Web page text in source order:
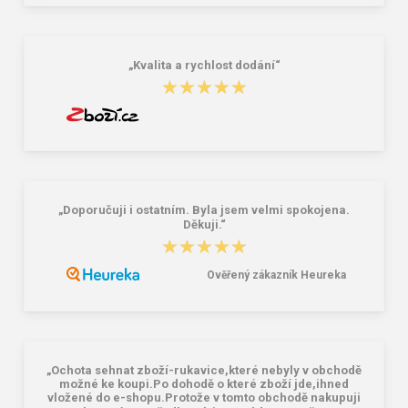
„Kvalita a rychlost dodání“
★★★★★
★★★★★
„Doporučuji i ostatním. Byla jsem velmi spokojena.
Děkuji.“
★★★★★
★★★★★
Ověřený zákazník Heureka
„Ochota sehnat zboží-rukavice,které nebyly v obchodě
možné ke koupi.Po dohodě o které zboží jde,ihned
vložené do e-shopu.Protože v tomto obchodě nakupuji